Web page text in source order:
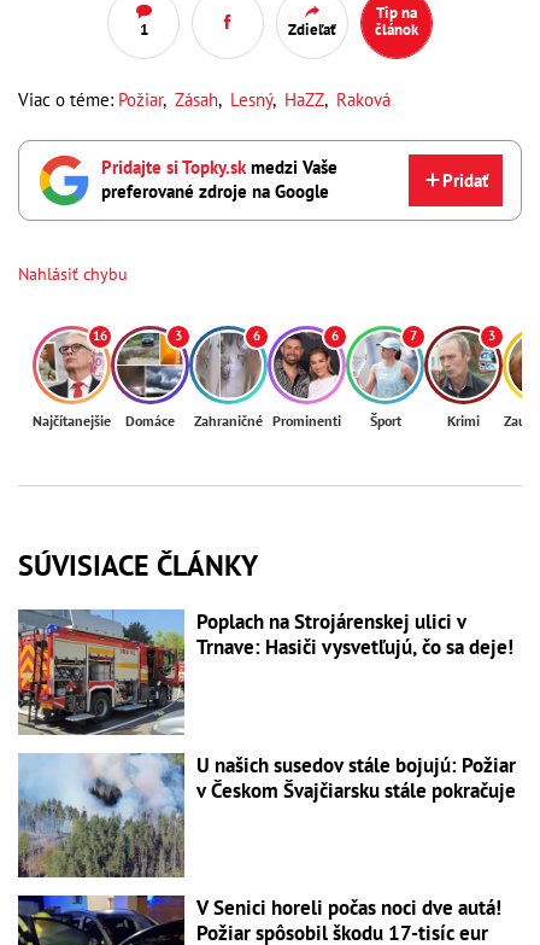
1 Zdieľať
Tip na
článok
Viac o téme: Požiar, Zásah, Lesný, HaZZ, Raková
Pridajte si Topky.skmedzi Vaše
preferované zdroje na Google
Pridať
Nahlásiť chybu
16
Najčítanejšie
3
Domáce
6
Zahraničné
6
Prominenti
7
Šport
3
Krimi
SÚVISIACE ČLÁNKY
Poplach na Strojárenskej ulici v
Trnave: Hasiči vysvetľujú, čo sa deje!
U našich susedov stále bojujú: Požiar
v Českom Švajčiarsku stále pokračuje
V Senici horeli počas noci dve autá!
Požiar spôsobil škodu 17-tisíc eur